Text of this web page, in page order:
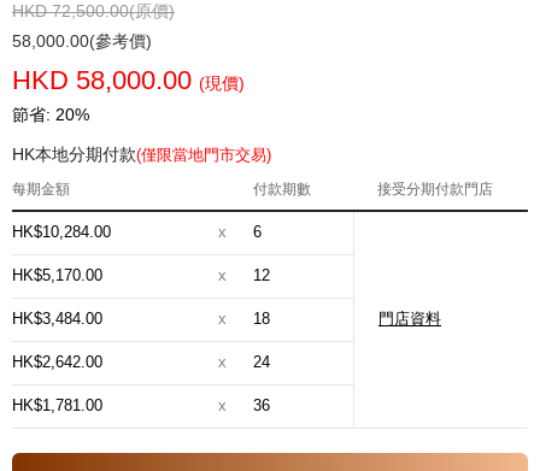
HKD 72,500.00(原價)
58,000.00(參考價)
HKD 58,000.00 (現價)
節省: 20%
HK本地分期付款(僅限當地門市交易)
每期金額 付款期數 接受分期付款門店
HK$10,284.00 x 6
門店資料
HK$5,170.00 x 12
HK$3,484.00 x 18
HK$2,642.00 x 24
HK$1,781.00 x 36